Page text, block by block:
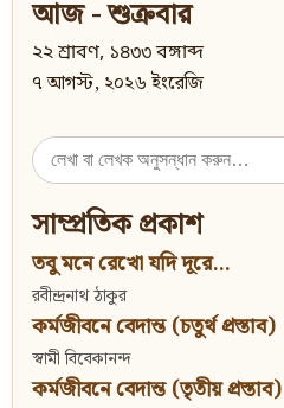
আজ - শুক্রবার
২২ শ্রাবণ, ১৪৩৩ বঙ্গাব্দ
৭ আগস্ট, ২০২৬ ইংরেজি
Search
for:
সাম্প্রতিক প্রকাশ
তবু মনে রেখো যদি দূরে...
রবীন্দ্রনাথ ঠাকুর
কর্মজীবনে বেদান্ত (চতুর্থ প্রস্তাব)
স্বামী বিবেকানন্দ
কর্মজীবনে বেদান্ত (তৃতীয় প্রস্তাব)